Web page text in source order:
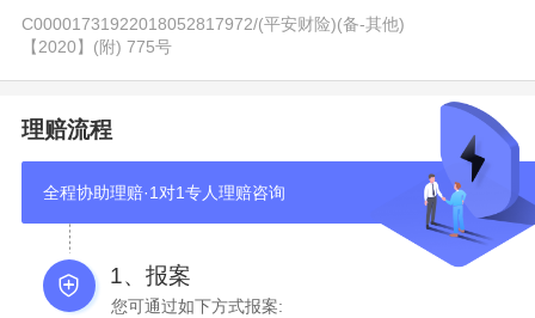
C00001731922018052817972/(平安财险)(备-其他)
【2020】(附) 775号
理赔流程
全程协助理赔·1对1专人理赔咨询
1、报案
您可通过如下方式报案: